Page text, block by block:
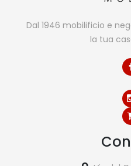
Dal 1946 mobilificio e
la tua